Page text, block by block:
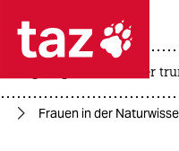
 taz
taz
usa unter
Frauen in der